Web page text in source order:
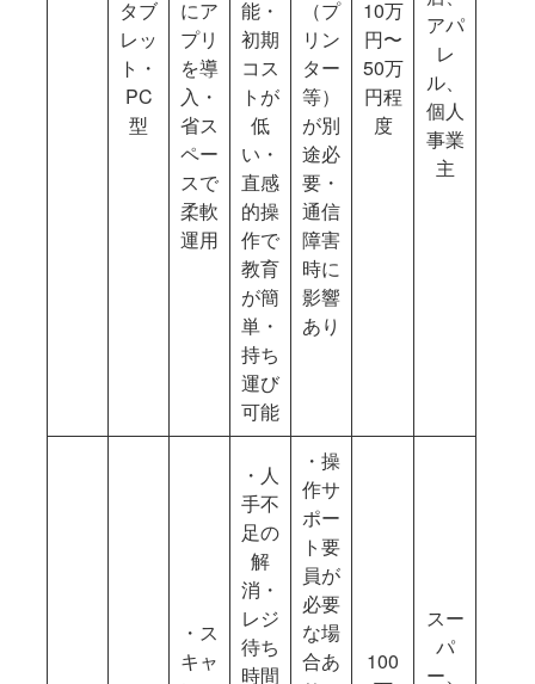
タブ
レッ
ト・
PC
型
にア
プリ
を導
入・
省ス
ペー
スで
柔軟
運用
能・
初期
コス
トが
低
い・
直感
的操
作で
教育
が簡
単・
持ち
運び
可能
（プ
リン
ター
等）
が別
途必
要・
通信
障害
時に
影響
あり
10万
円〜
50万
円程
度
アパ
レ
ル、
個人
事業
主
・ス
キャ
・人
手不
足の
解
消・
レジ
待ち
時間
・操
作サ
ポー
ト要
員が
必要
な場
合あ
100
スー
パ
ー、